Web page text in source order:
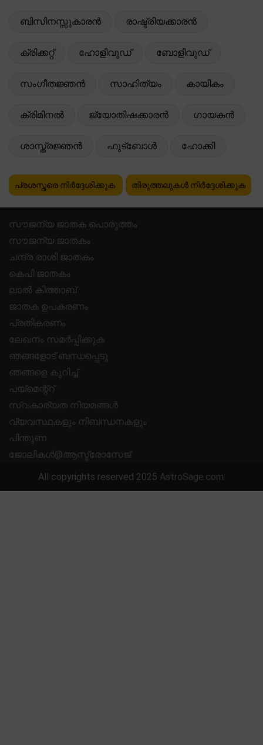
ബിസിനസ്സുകാരൻ രാഷ്ട്രീയക്കാരൻ
ക്രിക്കറ്റ് ഹോളിവുഡ് ബോളിവുഡ്
സംഗീതജ്ഞൻ സാഹിത്യം കായികം
ക്രിമിനൽ ജ്യോതിഷക്കാരൻ ഗായകൻ
ശാസ്ത്രജ്ഞൻ ഫുട്ബോൾ ഹോക്കി
പ്രശസ്തരെ നിർദ്ദേശിക്കുക തിരുത്തലുകൾ നിർദ്ദേശിക്കുക
സൗജന്യ ജാതക പൊരുത്തം
സൗജന്യ ജാതകം
ചന്ദ്ര രാശി ജാതകം
കെപി ജാതകം
ലാൽ കിത്താബ്
ജാതക ഉപകരണം
പ്രതികരണം
ലേഖനം സമർപ്പിക്കുക
ഞങ്ങളോട് ബന്ധപ്പെടു
ഞങ്ങളെ കുറിച്ച്
പയ്മെന്റ്റ്
സ്വകാര്യത നിയമങ്ങൾ
വ്യവസ്ഥകളും നിബന്ധനകളും
പിന്തുണ
ജോലികൾ@ആസ്ട്രോസേജ്
All copyrights reserved 2025 AstroSage.com.